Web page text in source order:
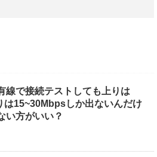
線で接続テストしても上りは
は15~30Mbpsしか出ないんだけ
い方がいい？